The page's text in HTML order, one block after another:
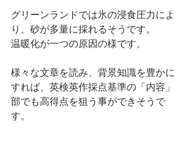
グリーンランドでは氷の浸食圧力によ
り、砂が多量に採れるそうです。
温暖化が一つの原因の様です。
様々な文章を読み、背景知識を豊かに
すれば、英検英作採点基準の「内容」
部でも高得点を狙う事ができそうで
す。